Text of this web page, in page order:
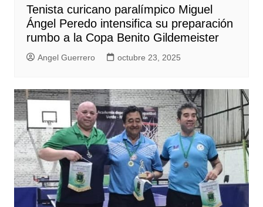
Tenista curicano paralímpico Miguel
Ángel Peredo intensifica su preparación
rumbo a la Copa Benito Gildemeister
Angel Guerrero octubre 23, 2025